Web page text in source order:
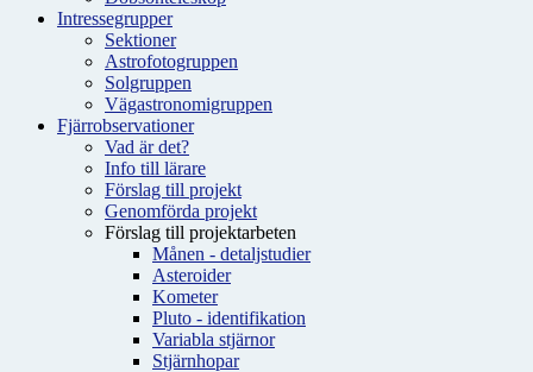
Intressegrupper
Sektioner
Astrofotogruppen
Solgruppen
Vägastronomigruppen
Fjärrobservationer
Vad är det?
Info till lärare
Förslag till projekt
Genomförda projekt
Förslag till projektarbeten
Månen - detaljstudier
Asteroider
Kometer
Pluto - identifikation
Variabla stjärnor
Stjärnhopar